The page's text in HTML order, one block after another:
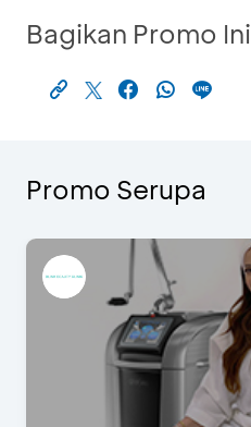
Bagikan Promo Ini
Promo Serupa